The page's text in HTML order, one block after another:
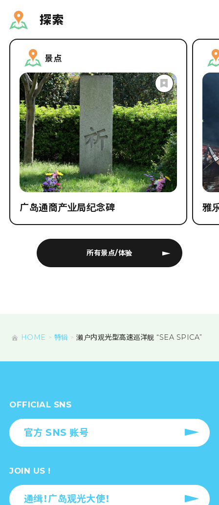
探索
所有景点/体验
景点
广岛通商产业局纪念碑 雅
HOME 特辑 濑户内观光型高速巡洋舰 “SEA SPICA”
OFFICIAL SNS
官方 SNS 账号
JOIN US !
通缉！广岛观光大使！